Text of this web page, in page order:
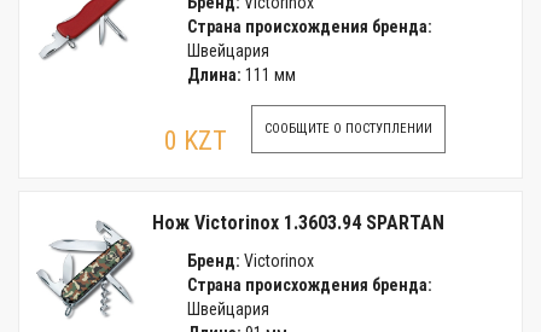
Страна происхождения бренда:
Швейцария
Длина: 111 мм
0 KZT СООБЩИТЕ О ПОСТУПЛЕНИИ
Нож Victorinox 1.3603.94 SPARTAN
Бренд: Victorinox
Страна происхождения бренда:
Швейцария